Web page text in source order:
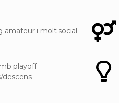
amateur i molt social
playoff
descens